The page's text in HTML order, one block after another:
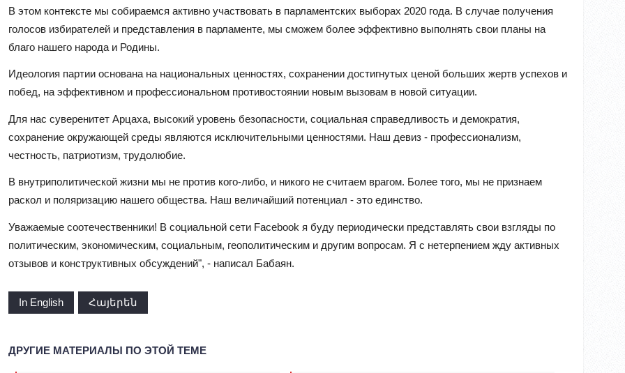
В этом контексте мы собираемся активно участвовать в парламентских выборах 2020 года. В случае получения
голосов избирателей и представления в парламенте, мы сможем более эффективно выполнять свои планы на
благо нашего народа и Родины.
Идеология партии основана на национальных ценностях, сохранении достигнутых ценой больших жертв успехов и
побед, на эффективном и профессиональном противостоянии новым вызовам в новой ситуации.
Для нас суверенитет Арцаха, высокий уровень безопасности, социальная справедливость и демократия,
сохранение окружающей среды являются исключительными ценностями. Наш девиз - профессионализм,
честность, патриотизм, трудолюбие.
В внутриполитической жизни мы не против кого-либо, и никого не считаем врагом. Более того, мы не признаем
раскол и поляризацию нашего общества. Наш величайший потенциал - это единство.
Уважаемые соотечественники! В социальной сети Facebook я буду периодически представлять свои взгляды по
политическим, экономическим, социальным, геополитическим и другим вопросам. Я с нетерпением жду активных
отзывов и конструктивных обсуждений", - написал Бабаян.
In English Հայերեն
ДРУГИЕ МАТЕРИАЛЫ ПО ЭТОЙ ТЕМЕ